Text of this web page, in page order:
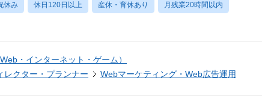
休み 休日120日以上 産休・育休あり 月残業20時間以内
・インターネット・ゲーム）
レクター・プランナー
Webマーケティング・Web広告運用